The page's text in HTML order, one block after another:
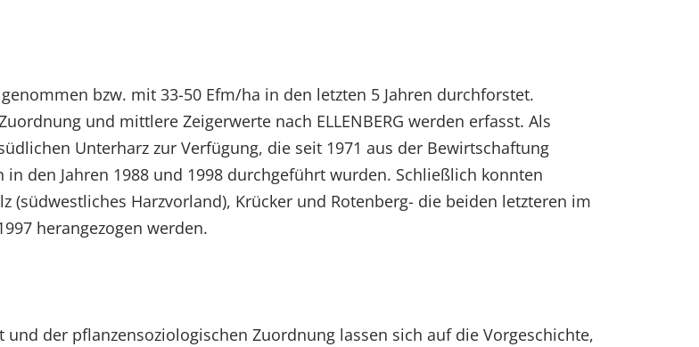
bzw. mit 33-50 Efm/ha in den letzten 5 Jahren durchforstet.
und mittlere Zeigerwerte nach ELLENBERG werden erfasst. Als
Unterharz zur Verfügung, die seit 1971 aus der Bewirtschaftung
den Jahren 1988 und 1998 durchgeführt wurden. Schließlich konnten
(südwestliches Harzvorland), Krücker und Rotenberg- die beiden letzteren im
herangezogen werden.
der pflanzensoziologischen Zuordnung lassen sich auf die Vorgeschichte,